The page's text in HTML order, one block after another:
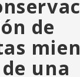
de
una